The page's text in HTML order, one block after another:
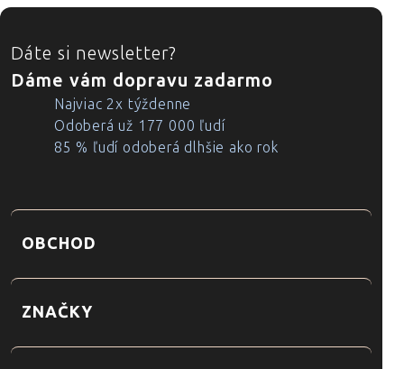
ZÁPÄTIE
Dáte si newsletter?
Dáme vám dopravu zadarmo
Najviac 2x týždenne
Odoberá už 177 000 ľudí
85 % ľudí odoberá dlhšie ako rok
OBCHOD
ZNAČKY